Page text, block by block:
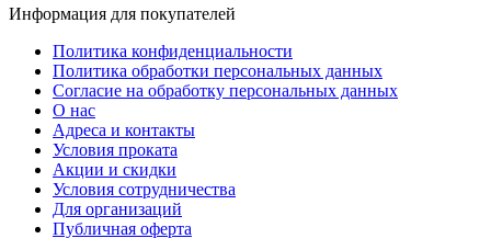
Информация для покупателей
Политика конфиденциальности
Политика обработки персональных данных
Согласие на обработку персональных данных
О нас
Адреса и контакты
Условия проката
Акции и скидки
Условия сотрудничества
Для организаций
Публичная оферта